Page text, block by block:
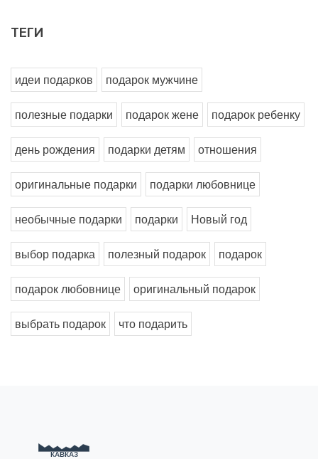
ТЕГИ
идеи подарков подарок мужчине
полезные подарки подарок жене подарок ребенку
день рождения подарки детям отношения
оригинальные подарки подарки любовнице
необычные подарки подарки Новый год
выбор подарка полезный подарок подарок
подарок любовнице оригинальный подарок
выбрать подарок что подарить